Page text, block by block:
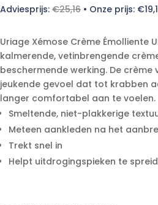
Adviesprijs: €25,16 • Onze prijs: €
Uriage Xémose Crème Émolliente
kalmerende, vetinbrengende
beschermende werking. De crème
jeukende gevoel dat tot krabben
langer comfortabel aan te voelen.
Smeltende, niet-plakkerige
Meteen aankleden na het
Trekt snel in
Helpt uitdrogingspieken te